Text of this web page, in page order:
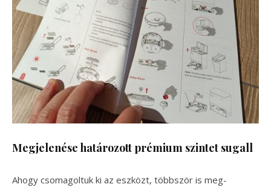
Megjelenése határozott prémium szintet sugall
Ahogy csomagoltuk ki az eszközt, többször is meg-